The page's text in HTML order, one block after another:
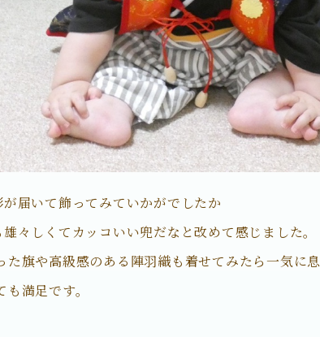
届いて飾ってみていかがでしたか
々しくてカッコいい兜だなと改めて感じました。
た旗や高級感のある陣羽織も着せてみたら一気に
満足です。